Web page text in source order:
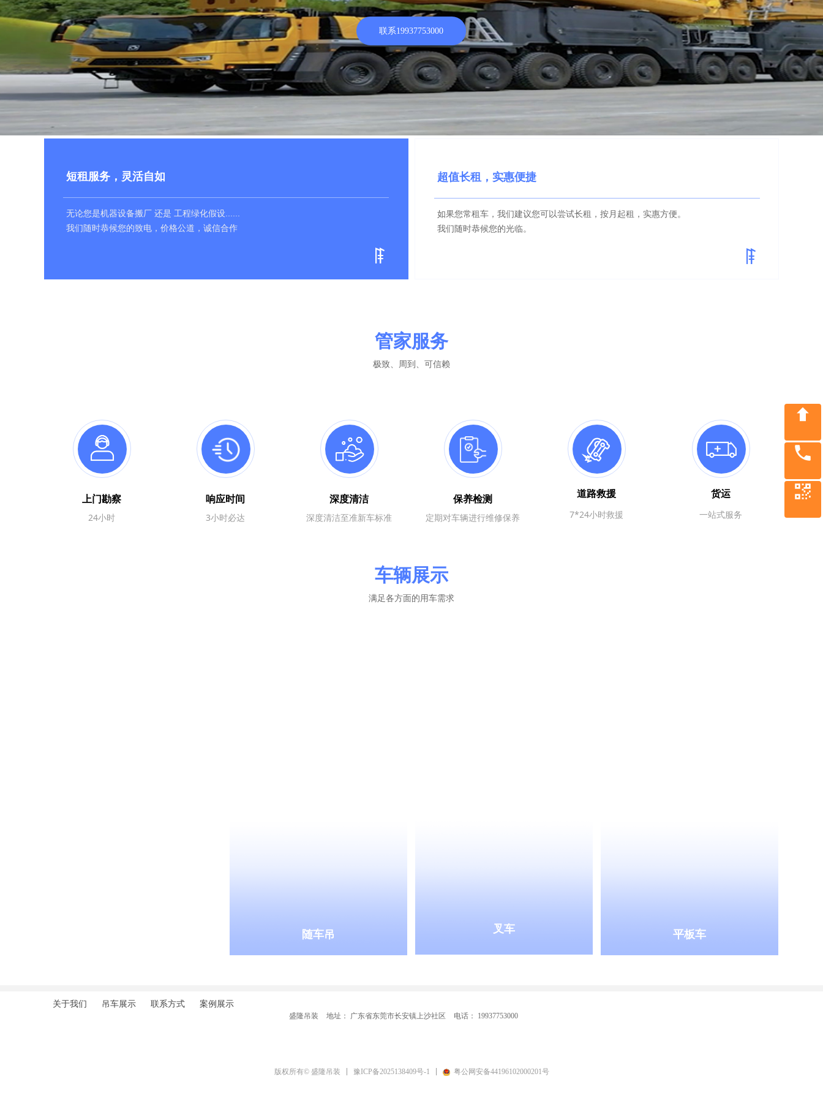
联系19937753000
短租服务，灵活自如
无论您是想约会、自驾游、踏青还是商务接待......
我们随时恭候您的光临，随时随还，灵活自如。
ꁹ
无论您是机器设备搬厂 还是 工程绿化假设......
我们随时恭候您的致电，价格公道，诚信合作
超值长租，实惠便捷
如果您常租车，我们建议您可以尝试长租，按月起租，实惠方便。
我们随时恭候您的光临，随借随还，灵活自如。
ꁹ
如果您常租车，我们建议您可以尝试长租，按月起租，实惠方便。
我们随时恭候您的光临。
上门勘察
24小时
响应时间
3小时必达
道路救援
7*24小时救援
管家服务
极致、周到、可信赖
保养检测
定期对车辆进行维修保养
深度清洁
深度清洁至准新车标准
货运
一站式服务
平板车
叉车
随车吊
车辆展示
满足各方面的用车需求
关于我们 吊车展示 联系方式 案例展示
盛隆吊装 地址： 广东省东莞市长安镇上沙社区 电话： 19937753000
版权所有© 盛隆吊装 豫ICP备2025138409号-1 粤公网安备44196102000201号
回到顶部
19937753000